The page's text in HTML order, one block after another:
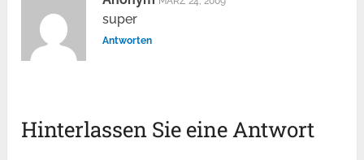
super
Antworten
Hinterlassen Sie eine Antwort